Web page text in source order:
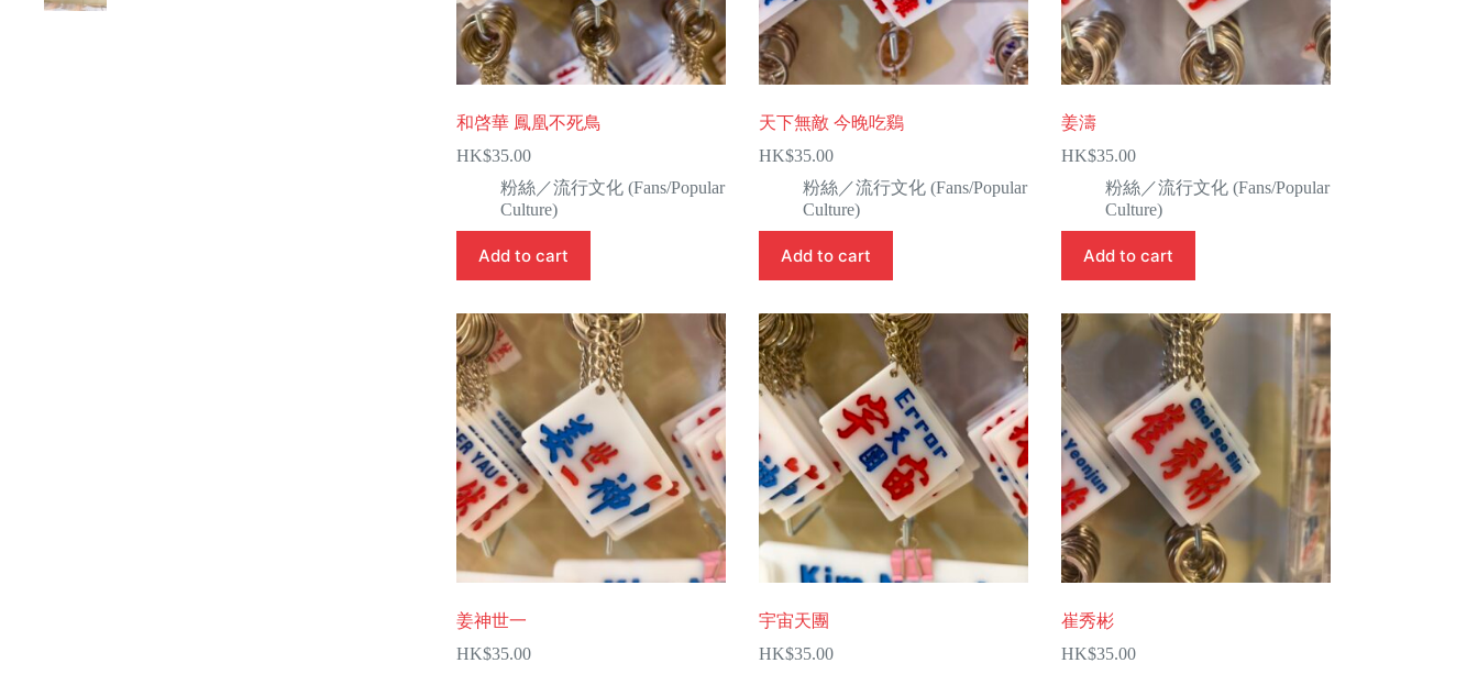
和啓華 鳳凰不死鳥
HK$35.00
粉絲／流行文化 (Fans/Popular
Culture)
Add to cart
天下無敵 今晚吃鷄
HK$35.00
粉絲／流行文化 (Fans/Popular
Culture)
Add to cart
姜濤
HK$35.00
粉絲／流行文化 (Fans/Popular
Culture)
Add to cart
姜神世一
HK$35.00
宇宙天團
HK$35.00
崔秀彬
HK$35.00